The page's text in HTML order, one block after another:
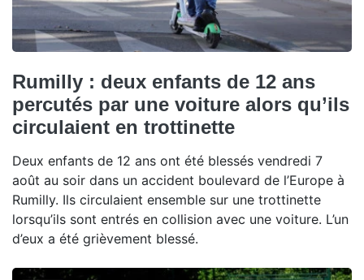
Rumilly : deux enfants de 12 ans
percutés par une voiture alors qu’ils
circulaient en trottinette
Deux enfants de 12 ans ont été blessés vendredi 7
août au soir dans un accident boulevard de l’Europe à
Rumilly. Ils circulaient ensemble sur une trottinette
lorsqu’ils sont entrés en collision avec une voiture. L’un
d’eux a été grièvement blessé.